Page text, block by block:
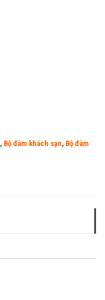
, Bộ đàm khách sạn, Bộ đàm